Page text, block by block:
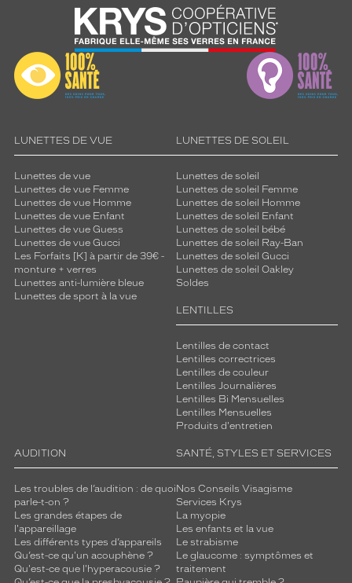
LUNETTES DE VUE
Lunettes de vue
Lunettes de vue Femme
Lunettes de vue Homme
Lunettes de vue Enfant
Lunettes de vue Guess
Lunettes de vue Gucci
Les Forfaits [K] à partir de 39€ -
monture + verres
Lunettes anti-lumière bleue
Lunettes de sport à la vue
LUNETTES DE SOLEIL
Lunettes de soleil
Lunettes de soleil Femme
Lunettes de soleil Homme
Lunettes de soleil Enfant
Lunettes de soleil bébé
Lunettes de soleil Ray-Ban
Lunettes de soleil Gucci
Lunettes de soleil Oakley
Soldes
LENTILLES
Lentilles de contact
Lentilles correctrices
Lentilles de couleur
Lentilles Journalières
Lentilles Bi Mensuelles
Lentilles Mensuelles
Produits d'entretien
AUDITION
Les troubles de l’audition : de quoi
parle-t-on ?
Les grandes étapes de
l'appareillage
Les différents types d’appareils
Qu’est-ce qu'un acouphène ?
Qu'est-ce que l'hyperacousie ?
SANTÉ, STYLES ET SERVICES
Nos Conseils Visagisme
Services Krys
La myopie
Les enfants et la vue
Le strabisme
Le glaucome : symptômes et
traitement